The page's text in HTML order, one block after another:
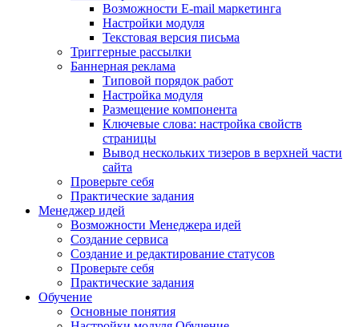
Возможности E-mail маркетинга
Настройки модуля
Текстовая версия письма
Триггерные рассылки
Баннерная реклама
Типовой порядок работ
Настройка модуля
Размещение компонента
Ключевые слова: настройка свойств
страницы
Вывод нескольких тизеров в верхней части
сайта
Проверьте себя
Практические задания
Менеджер идей
Возможности Менеджера идей
Создание сервиса
Создание и редактирование статусов
Проверьте себя
Практические задания
Обучение
Основные понятия